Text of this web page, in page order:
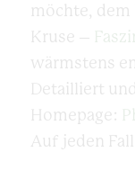
möchte, dem
Kruse –
wärmstens
Detailliert
Homepage:
Auf jeden